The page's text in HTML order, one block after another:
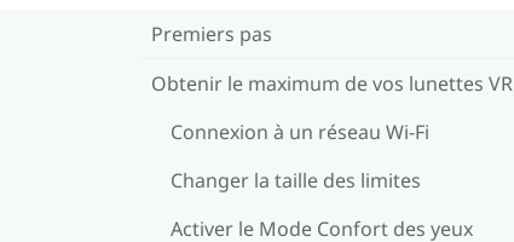
Premiers pas
Obtenir le maximum de vos lunettes VR
Connexion à un réseau Wi‍-Fi
Changer la taille des limites
Activer le Mode Confort des yeux